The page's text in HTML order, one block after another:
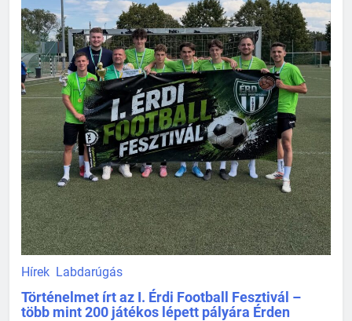
Hírek Labdarúgás
Történelmet írt az I. Érdi Football Fesztivál –
több mint 200 játékos lépett pályára Érden